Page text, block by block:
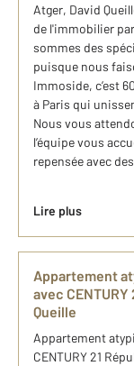
Atger, David
de l'immobilier
sommes des
puisque nous
Immoside, c’est
à Paris qui
Nous vous
l’équipe vous
repensée avec
Lire plus
Appartement
avec
Queille
Appartement
CENTURY 21